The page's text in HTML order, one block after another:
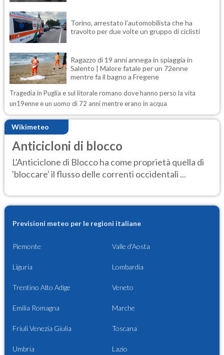
Torino, arrestato l'automobilista che ha
travolto per due volte un gruppo di ciclisti
Ragazzo di 19 anni annega in spiaggia in
Salento | Malore fatale per un 72enne
mentre fa il bagno a Fregene
Tragedia in Puglia e sul litorale romano dove hanno perso la vita
un19enne e un uomo di 72 anni mentre erano in acqua
Wikimeteo
Anticicloni di blocco
L'Anticiclone di Blocco ha come proprietà quella di
'bloccare' il flusso delle correnti occidentali ...
Previsioni meteo per le regioni italiane
Piemonte Valle d'Aosta
Liguria Lombardia
Trentino Alto Adige Veneto
Emilia Romagna Marche
Friuli Venezia Giulia Toscana
Umbria Lazio